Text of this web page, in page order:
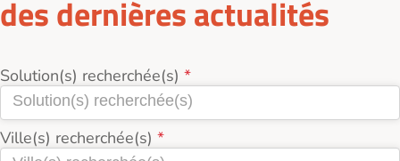
des dernières actualités
Solution(s) recherchée(s)
Ville(s) recherchée(s)